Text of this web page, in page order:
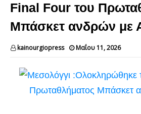
Final Four του
Μπάσκετ ανδρών με
kainourgiopress Μαΐου 11, 2026